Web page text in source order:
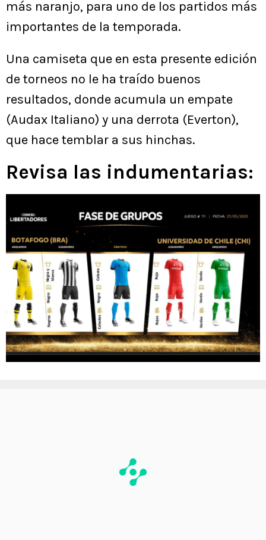
más naranjo, para uno de los partidos más
importantes de la temporada.
Una camiseta que en esta presente edición
de torneos no le ha traído buenos
resultados, donde acumula un empate
(Audax Italiano) y una derrota (Everton),
que hace temblar a sus hinchas.
Revisa las indumentarias: